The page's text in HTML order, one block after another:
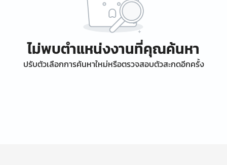
ไม่พบตำแหน่งงานที่คุณค้นหา
ปรับตัวเลือกการค้นหาใหม่หรือตรวจสอบตัวสะกดอีกครั้ง